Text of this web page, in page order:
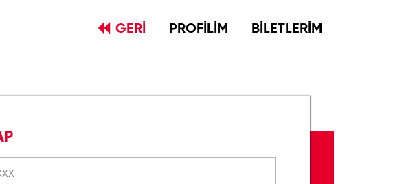
GERİ PROFİLİM BİLETLERİM